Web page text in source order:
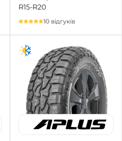
R15-R20
10 відгуків